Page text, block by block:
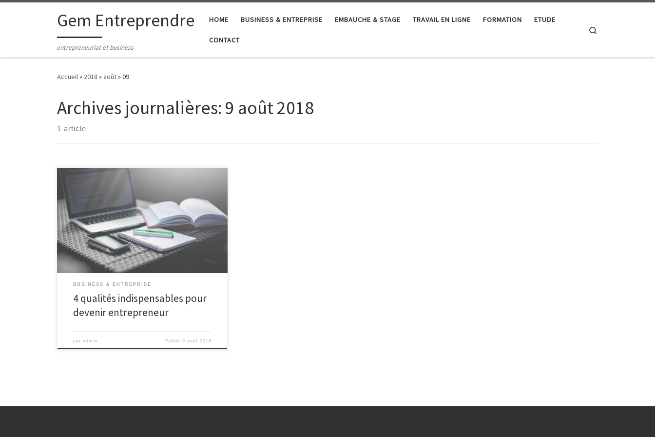
Passer au contenuGem Entreprendre
entrepreneuriat et business
HOME BUSINESS & ENTREPRISE EMBAUCHE & STAGE TRAVAIL EN LIGNE FORMATION ETUDE
CONTACT
Accueil» 2018 » août»09
Archives journalières: 9 août 2018
1 article
L’entrepreneuriat est un phénomène qui séduit de
plus en plus de personnes, travailleurs aguerris comme
jeunes diplômés. Certaines qualités sont toutefois
indispensables avant de se lancer dans cette nouvelle
aventure.
BUSINESS & ENTREPRISE
4 qualités indispensables pour
devenir entrepreneur
paradmin Publié 9 août 2018